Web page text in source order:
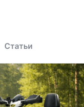
Статьи